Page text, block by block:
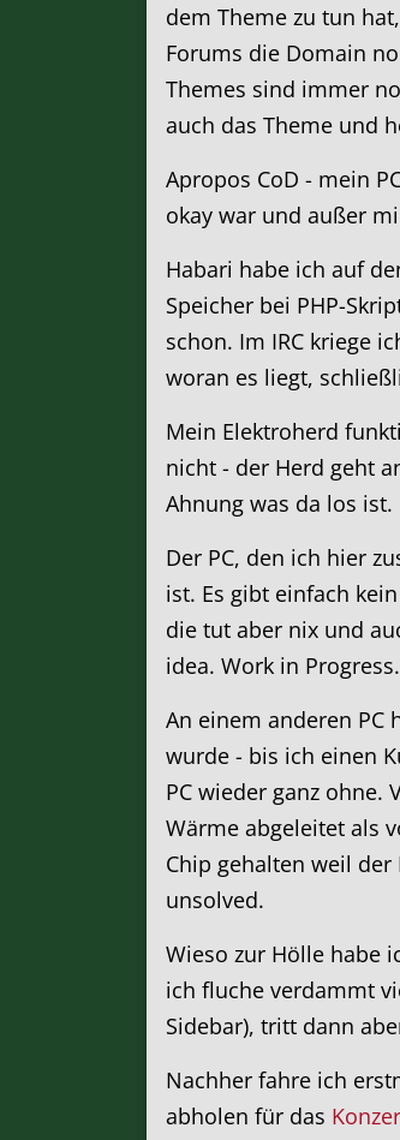
dem Theme zu tun
Forums die Domain
Themes sind immer
auch das Theme und
Apropos CoD - mein
okay war und außer
Habari habe ich auf
Speicher bei PHP-
schon. Im IRC kriege
woran es liegt,
Mein Elektroherd
nicht - der Herd geht
Ahnung was da los ist.
Der PC, den ich hier
ist. Es gibt einfach
die tut aber nix und
idea. Work in Progress.
An einem anderen PC
wurde - bis ich einen
PC wieder ganz
Wärme abgeleitet als
Chip gehalten weil
unsolved.
Wieso zur Hölle habe
ich fluche verdammt
Sidebar), tritt dann
Nachher fahre ich
abholen für das